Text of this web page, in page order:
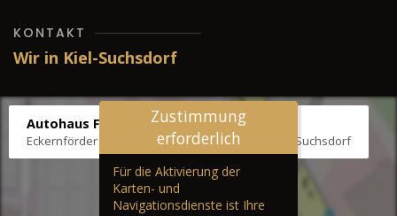
KONTAKT
Wir in Kiel-Suchsdorf
Autohaus Fräter
Eckernförder Str. /Klausbrooker Weg 1, 24107 Kiel-Suchsdorf
Zustimmung
erforderlich
Für die Aktivierung der
Karten- und
Navigationsdienste ist Ihre